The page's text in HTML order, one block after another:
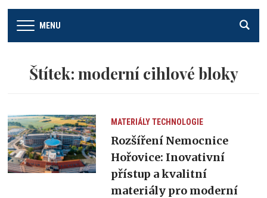
MENU
Štítek: moderní cihlové bloky
MATERIÁLYTECHNOLOGIE
Rozšíření Nemocnice
Hořovice: Inovativní
přístup a kvalitní
materiály pro moderní